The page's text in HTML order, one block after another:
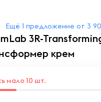
Ещё 1 предложение от 3
3R-
крем
мало 10 шт.